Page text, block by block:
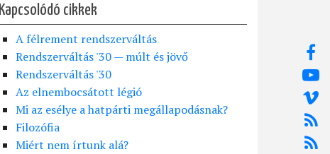
Kapcsolódó cikkek
A félrement rendszerváltás
Rendszerváltás '30 — múlt és jövő
Rendszerváltás '30
Az elnembocsátott légió
Mi az esélye a hatpárti megállapodásnak?
Filozófia
Miért nem írtunk alá?